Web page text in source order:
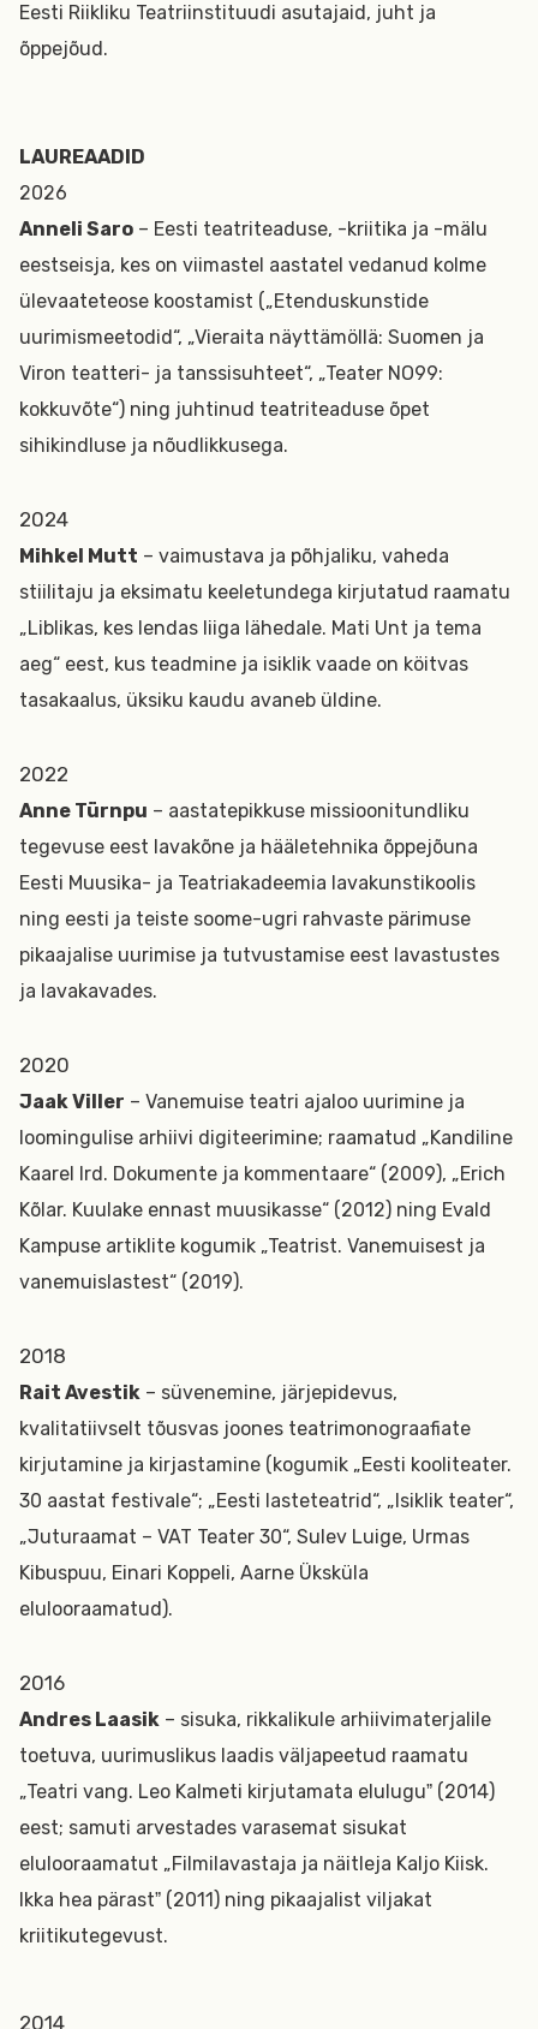
Eesti Riikliku Teatriinstituudi asutajaid, juht ja
õppejõud.
LAUREAADID
2026
Anneli Saro – Eesti teatriteaduse, -kriitika ja -mälu
eestseisja, kes on viimastel aastatel vedanud kolme
ülevaateteose koostamist („Etenduskunstide
uurimismeetodid“, „Vieraita näyttämöllä: Suomen ja
Viron teatteri- ja tanssisuhteet“, „Teater NO99:
kokkuvõte“) ning juhtinud teatriteaduse õpet
sihikindluse ja nõudlikkusega.
2024
Mihkel Mutt – vaimustava ja põhjaliku, vaheda
stiilitaju ja eksimatu keeletundega kirjutatud raamatu
„Liblikas, kes lendas liiga lähedale. Mati Unt ja tema
aeg“ eest, kus teadmine ja isiklik vaade on köitvas
tasakaalus, üksiku kaudu avaneb üldine.
2022
Anne Türnpu – aastatepikkuse missioonitundliku
tegevuse eest lavakõne ja hääletehnika õppejõuna
Eesti Muusika- ja Teatriakadeemia lavakunstikoolis
ning eesti ja teiste soome-ugri rahvaste pärimuse
pikaajalise uurimise ja tutvustamise eest lavastustes
ja lavakavades.
2020
Jaak Viller – Vanemuise teatri ajaloo uurimine ja
loomingulise arhiivi digiteerimine; raamatud „Kandiline
Kaarel Ird. Dokumente ja kommentaare“ (2009), „Erich
Kõlar. Kuulake ennast muusikasse“ (2012) ning Evald
Kampuse artiklite kogumik „Teatrist. Vanemuisest ja
vanemuislastest“ (2019).
2018
Rait Avestik – süvenemine, järjepidevus,
kvalitatiivselt tõusvas joones teatrimonograafiate
kirjutamine ja kirjastamine (kogumik „Eesti kooliteater.
30 aastat festivale“; „Eesti lasteteatrid“, „Isiklik teater“,
„Juturaamat – VAT Teater 30“, Sulev Luige, Urmas
Kibuspuu, Einari Koppeli, Aarne Üksküla
elulooraamatud).
2016
Andres Laasik – sisuka, rikkalikule arhiivimaterjalile
toetuva, uurimuslikus laadis väljapeetud raamatu
„Teatri vang. Leo Kalmeti kirjutamata eluluguˮ (2014)
eest; samuti arvestades varasemat sisukat
elulooraamatut „Filmilavastaja ja näitleja Kaljo Kiisk.
Ikka hea pärastˮ (2011) ning pikaajalist viljakat
kriitikutegevust.
2014